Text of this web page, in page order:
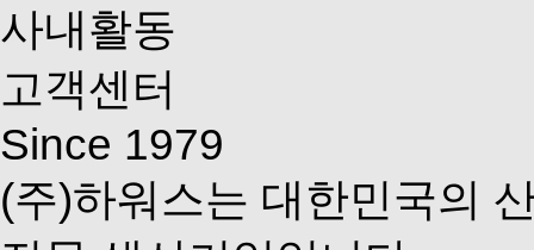
사내활동
고객센터
Since 1979
(주)하워스는 대한민국의